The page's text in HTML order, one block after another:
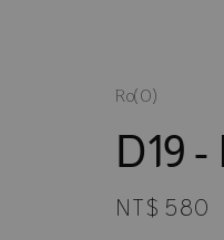
Ro(0)
D19
Regular
NT$ 580